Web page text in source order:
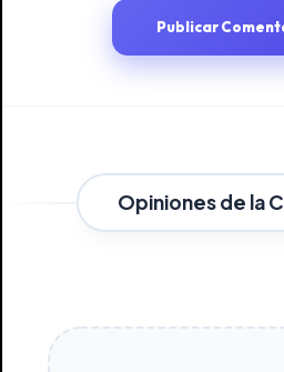
Publicar
Opiniones de la